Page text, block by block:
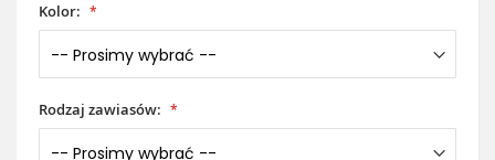
Kolor:
Rodzaj zawiasów: